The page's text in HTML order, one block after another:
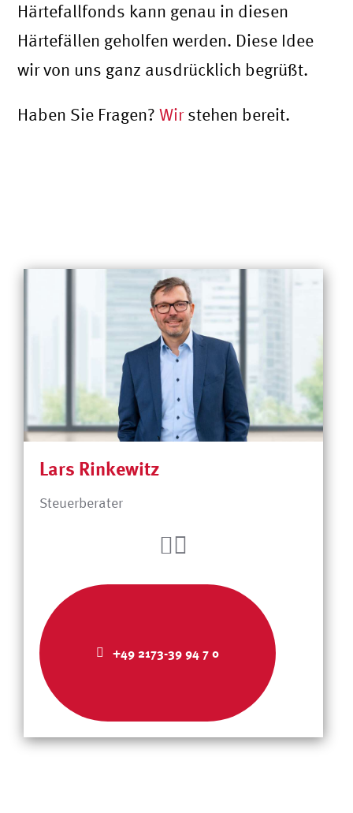
Härtefallfonds kann genau in diesen
Härtefällen geholfen werden. Diese Idee
wir von uns ganz ausdrücklich begrüßt.
Haben Sie Fragen?Wirstehen bereit.
Lars Rinkewitz
Steuerberater
+49 2173-39 94 7 0